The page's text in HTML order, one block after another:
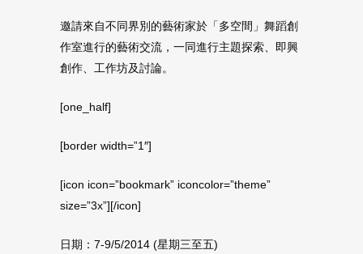
邀請來自不同界別的藝術家於「多空間」舞蹈創
作室進行的藝術交流，一同進行主題探索、即興
創作、工作坊及討論。
[one_half]
[border width=”1″]
[icon icon=”bookmark” iconcolor=”theme”
size=”3x”][/icon]
日期：7-9/5/2014 (星期三至五)